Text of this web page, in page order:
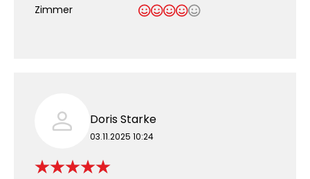
Zimmer
Doris Starke
03.11.2025 10:24